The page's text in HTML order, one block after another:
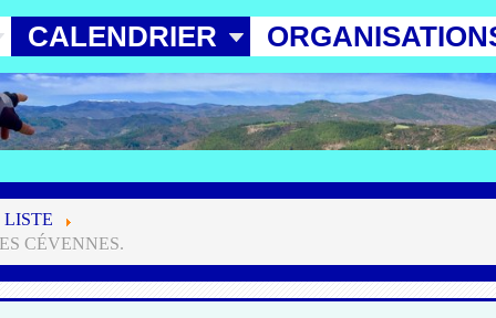
CALENDRIER
CÉVENNES.